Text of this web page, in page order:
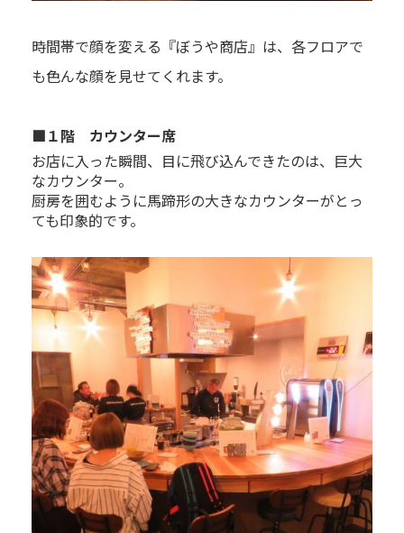
時間帯で顔を変える『ぼうや商店』は、各フロアで
も色んな顔を見せてくれます。
■１階 カウンター席
お店に入った瞬間、目に飛び込んできたのは、巨大
なカウンター。
厨房を囲むように馬蹄形の大きなカウンターがとっ
ても印象的です。